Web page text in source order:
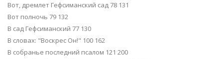
Вот, дремлет Гефсиманский сад 78 131
Вот полночь 79 132
В сад Гефсиманский 77 130
В словах: "Воскрес Он!" 100 162
В собранье последний псалом 121 200